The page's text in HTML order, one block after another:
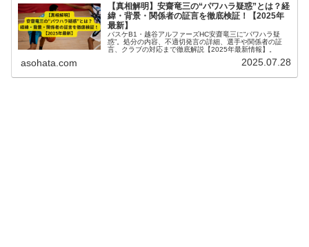
【真相解明】安齋竜三の“パワハラ疑惑”とは？経
緯・背景・関係者の証言を徹底検証！【2025年
最新】
バスケB1・越谷アルファーズHC安齋竜三に“パワハラ疑
惑”。処分の内容、不適切発言の詳細、選手や関係者の証
言、クラブの対応まで徹底解説【2025年最新情報】。
asohata.com 2025.07.28